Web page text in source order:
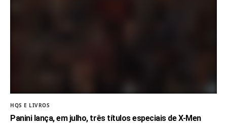
HQS E LIVROS
Panini lança, em julho, três títulos especiais de X-Men